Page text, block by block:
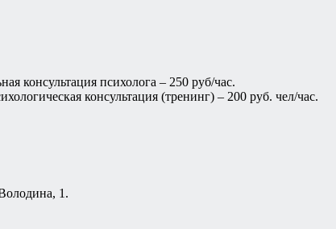
консультация психолога – 250 руб/час.
консультация (тренинг) – 200 руб. чел/час.
1.